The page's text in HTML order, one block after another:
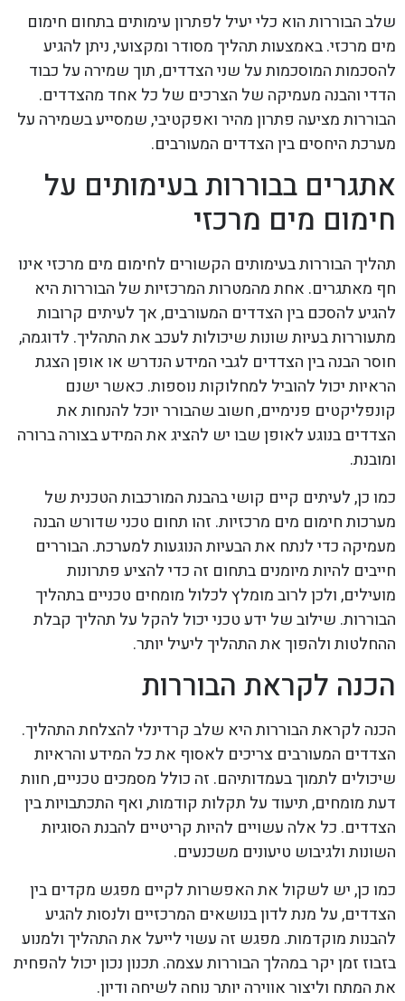
שלב הבוררות הוא כלי יעיל לפתרון עימותים בתחום חימום
מים מרכזי. באמצעות תהליך מסודר ומקצועי, ניתן להגיע
להסכמות המוסכמות על שני הצדדים, תוך שמירה על כבוד
הדדי והבנה מעמיקה של הצרכים של כל אחד מהצדדים.
הבוררות מציעה פתרון מהיר ואפקטיבי, שמסייע בשמירה על
מערכת היחסים בין הצדדים המעורבים.
אתגרים בבוררות בעימותים על
חימום מים מרכזי
תהליך הבוררות בעימותים הקשורים לחימום מים מרכזי אינו
חף מאתגרים. אחת מהמטרות המרכזיות של הבוררות היא
להגיע להסכם בין הצדדים המעורבים, אך לעיתים קרובות
מתעוררות בעיות שונות שיכולות לעכב את התהליך. לדוגמה,
חוסר הבנה בין הצדדים לגבי המידע הנדרש או אופן הצגת
הראיות יכול להוביל למחלוקות נוספות. כאשר ישנם
קונפליקטים פנימיים, חשוב שהבורר יוכל להנחות את
הצדדים בנוגע לאופן שבו יש להציג את המידע בצורה ברורה
ומובנת.
כמו כן, לעיתים קיים קושי בהבנת המורכבות הטכנית של
מערכות חימום מים מרכזיות. זהו תחום טכני שדורש הבנה
מעמיקה כדי לנתח את הבעיות הנוגעות למערכת. הבוררים
חייבים להיות מיומנים בתחום זה כדי להציע פתרונות
מועילים, ולכן לרוב מומלץ לכלול מומחים טכניים בתהליך
הבוררות. שילוב של ידע טכני יכול להקל על תהליך קבלת
ההחלטות ולהפוך את התהליך ליעיל יותר.
הכנה לקראת הבוררות
הכנה לקראת הבוררות היא שלב קרדינלי להצלחת התהליך.
הצדדים המעורבים צריכים לאסוף את כל המידע והראיות
שיכולים לתמוך בעמדותיהם. זה כולל מסמכים טכניים, חוות
דעת מומחים, תיעוד על תקלות קודמות, ואף התכתבויות בין
הצדדים. כל אלה עשויים להיות קריטיים להבנת הסוגיות
השונות ולגיבוש טיעונים משכנעים.
כמו כן, יש לשקול את האפשרות לקיים מפגש מקדים בין
הצדדים, על מנת לדון בנושאים המרכזיים ולנסות להגיע
להבנות מוקדמות. מפגש זה עשוי לייעל את התהליך ולמנוע
בזבוז זמן יקר במהלך הבוררות עצמה. תכנון נכון יכול להפחית
את המתח וליצור אווירה יותר נוחה לשיחה ודיון.